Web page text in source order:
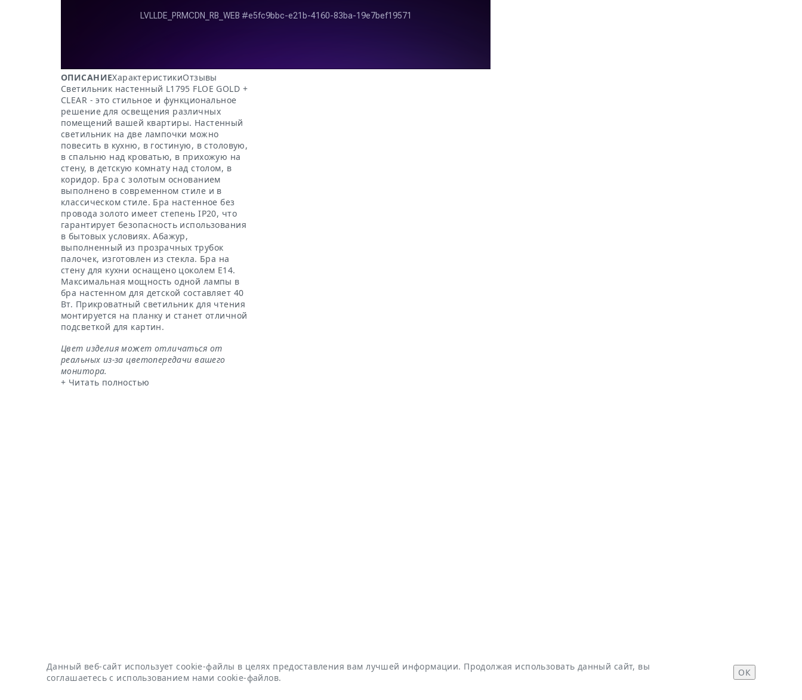
ОПИСАНИЕХарактеристикиОтзывы
Светильник настенный L1795 FLOE GOLD +
CLEAR - это стильное и функциональное
решение для освещения различных
помещений вашей квартиры. Настенный
светильник на две лампочки можно
повесить в кухню, в гостиную, в столовую,
в спальню над кроватью, в прихожую на
стену, в детскую комнату над столом, в
коридор. Бра с золотым основанием
выполнено в современном стиле и в
классическом стиле. Бра настенное без
провода золото имеет степень IP20, что
гарантирует безопасность использования
в бытовых условиях. Абажур,
выполненный из прозрачных трубок
палочек, изготовлен из стекла. Бра на
стену для кухни оснащено цоколем Е14.
Максимальная мощность одной лампы в
бра настенном для детской составляет 40
Вт. Прикроватный светильник для чтения
монтируется на планку и станет отличной
подсветкой для картин.
Цвет изделия может отличаться от
реальных из-за цветопередачи вашего
монитора.
+ Читать полностью
Данный веб-сайт использует cookie-файлы в целях предоставления вам лучшей информации. Продолжая использовать данный сайт, вы
соглашаетесь с использованием нами cookie-файлов.
ОК